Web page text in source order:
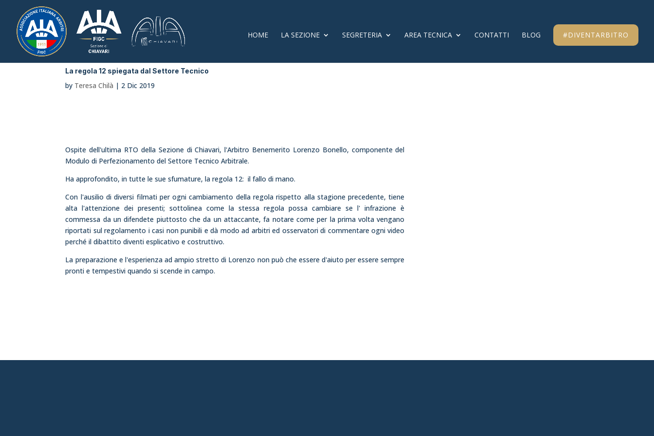
HOME LA SEZIONE SEGRETERIA AREA TECNICA CONTATTI BLOG #DIVENTARBITRO
La regola 12 spiegata dal Settore Tecnico
by Teresa Chilà | 2 Dic 2019
Ospite dell'ultima RTO della Sezione di Chiavari, l'Arbitro Benemerito Lorenzo Bonello, componente del
Modulo di Perfezionamento del Settore Tecnico Arbitrale.
Ha approfondito, in tutte le sue sfumature, la regola 12: il fallo di mano.
Con l'ausilio di diversi filmati per ogni cambiamento della regola rispetto alla stagione precedente, tiene
alta l'attenzione dei presenti; sottolinea come la stessa regola possa cambiare se l' infrazione è
commessa da un difendete piuttosto che da un attaccante, fa notare come per la prima volta vengano
riportati sul regolamento i casi non punibili e dà modo ad arbitri ed osservatori di commentare ogni video
perché il dibattito diventi esplicativo e costruttivo.
La preparazione e l'esperienza ad ampio stretto di Lorenzo non può che essere d'aiuto per essere sempre
pronti e tempestivi quando si scende in campo.